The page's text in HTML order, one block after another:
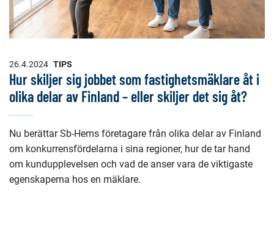
26.4.2024 TIPS
Hur skiljer sig jobbet som fastighetsmäklare åt i
olika delar av Finland – eller skiljer det sig åt?
Nu berättar Sb-Hems företagare från olika delar av Finland
om konkurrensfördelarna i sina regioner, hur de tar hand
om kundupplevelsen och vad de anser vara de viktigaste
egenskaperna hos en mäklare.